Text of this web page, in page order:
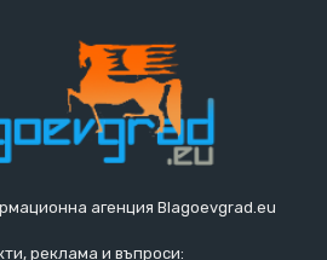
агенция Blagoevgrad.eu
реклама и въпроси: